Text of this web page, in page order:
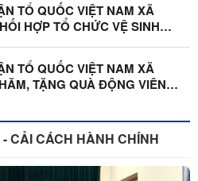
TỔ QUỐC VIỆT NAM XÃ
HỢP TỔ CHỨC VỆ SINH
TỔ QUỐC VIỆT NAM XÃ
TẶNG QUÀ ĐỘNG VIÊN
CẢI CÁCH HÀNH CHÍNH